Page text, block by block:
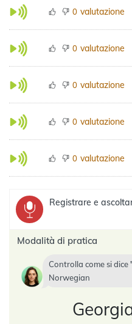
0 valutazione
0 valutazione
0 valutazione
0 valutazione
0 valutazione
Registrare e
Modalità di pratica
Controlla come si dice
Norwegian